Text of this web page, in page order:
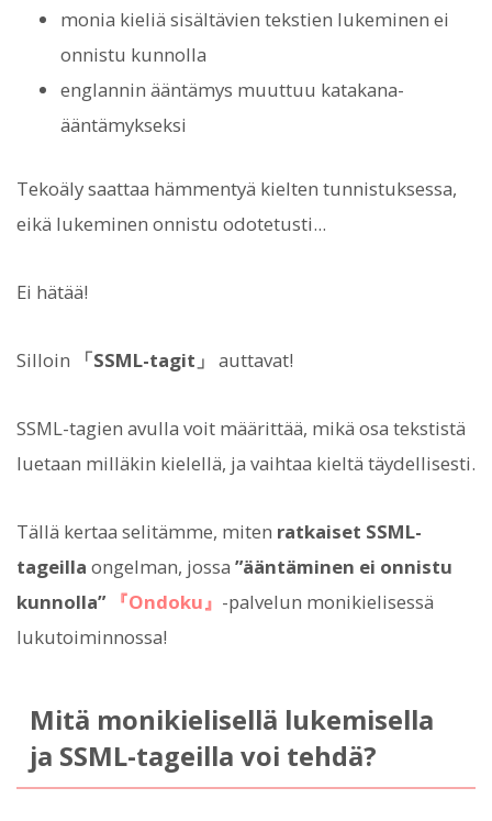
monia kieliä sisältävien tekstien lukeminen ei
onnistu kunnolla
englannin ääntämys muuttuu katakana-
ääntämykseksi
Tekoäly saattaa hämmentyä kielten tunnistuksessa,
eikä lukeminen onnistu odotetusti...
Ei hätää!
Silloin 「SSML-tagit」 auttavat!
SSML-tagien avulla voit määrittää, mikä osa tekstistä
luetaan milläkin kielellä, ja vaihtaa kieltä täydellisesti.
Tällä kertaa selitämme, miten ratkaiset SSML-
tageilla ongelman, jossa ”ääntäminen ei onnistu
kunnolla”
『Ondoku』 -palvelun monikielisessä
lukutoiminnossa!
Mitä monikielisellä lukemisella
ja SSML-tageilla voi tehdä?